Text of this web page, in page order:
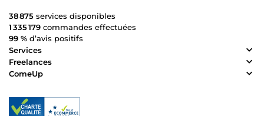
38 875 services disponibles
1 335 179 commandes effectuées
99 % d’avis positifs
Services
Freelances
ComeUp